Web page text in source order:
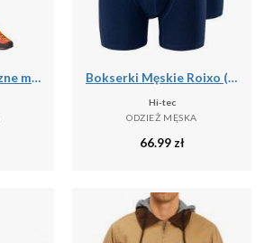
Spodenki turystyczne męskie Rip Curl Travellers Walkshort granatowe CWADD9 28 Bokserki Męskie Roixo (zestaw 2 Sztuk)
Hi-tec
ODZIEŻ MĘSKA
66.99 zł